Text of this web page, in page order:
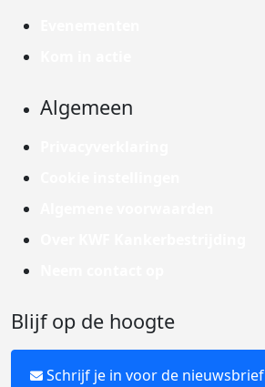
Algemeen
Blijf op de hoogte
Schrijf je in voor de nieuwsbrief